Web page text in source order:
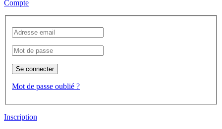
Compte
Se connecter
Mot de passe oublié ?
Inscription